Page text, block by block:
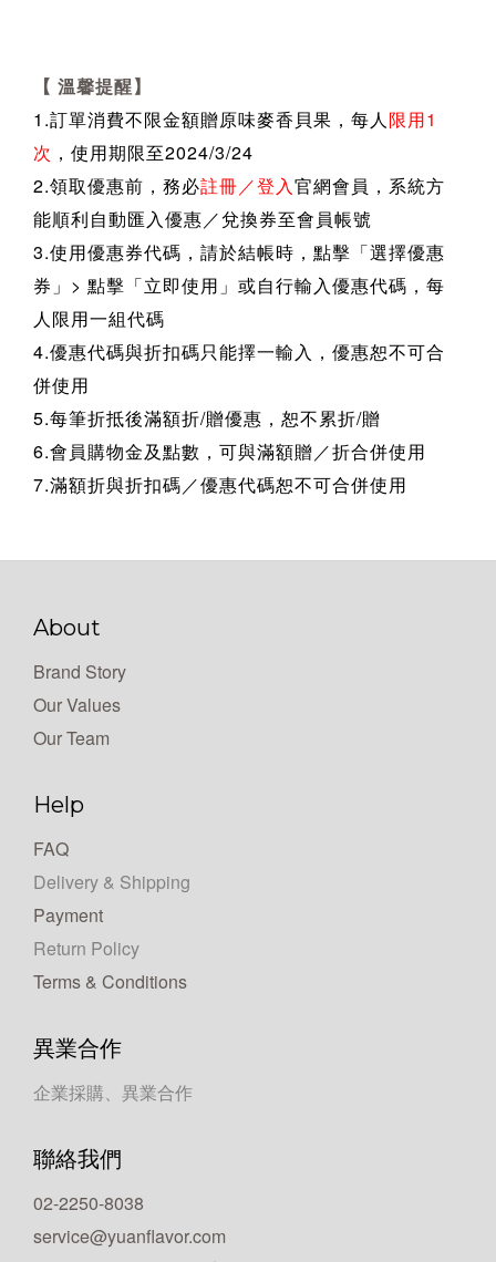
【 溫馨提醒】
1.訂單消費不限金額贈原味麥香貝果， 每人限用1
次 ，使用期限至2024/3/24
2.領取優惠前，務必註冊／登入官網會員，系統方
能順利自動匯入優惠／兌換券至會員帳號
3.使用優惠券代碼，請於結帳時，點擊「選擇優惠
券」> 點擊「立即使用」或自行輸入優惠代碼，每
人限用一組代碼
4.優惠代碼與折扣碼只能擇一輸入，優惠恕不可合
併使用
5.每筆折抵後滿額折/贈優惠，恕不累折/贈
6.會員購物金及點數，可與滿額贈／折合併使用
7.滿額折與折扣碼／優惠代碼恕不可合併使用
About
Brand Story
Our Values
Our Team
Help
FAQ
Delivery & Shipping
Payment
Return Policy
Terms & Conditions
異業合作
企業採購、異業合作
聯絡我們
02-2250-8038
service@yuanflavor.com